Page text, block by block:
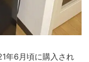
年6月頃に購入され